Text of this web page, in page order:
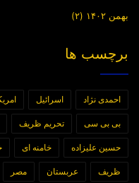
بهمن ۱۴۰۲ (۲)
برچسب ها
احمدی نژاد اسرائیل
بی بی سی تحریم ظریف
حسین علیزاده خامنه ای
ظریف عربستان مصر